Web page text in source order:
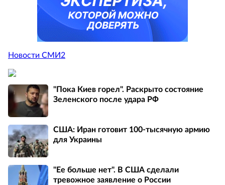
Новости СМИ2
"Пока Киев горел". Раскрыто состояние
Зеленского после удара РФ
США: Иран готовит 100-тысячную армию
для Украины
"Ее больше нет". В США сделали
тревожное заявление о России